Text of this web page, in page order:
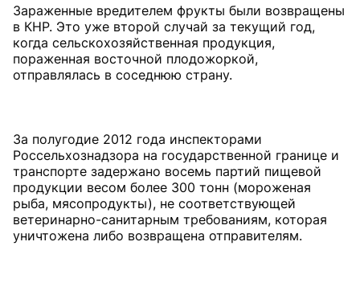
Зараженные вредителем фрукты были возвращены
в КНР. Это уже второй случай за текущий год,
когда сельскохозяйственная продукция,
пораженная восточной плодожоркой,
отправлялась в соседнюю страну.
За полугодие 2012 года инспекторами
Россельхознадзора на государственной границе и
транспорте задержано восемь партий пищевой
продукции весом более 300 тонн (мороженая
рыба, мясопродукты), не соответствующей
ветеринарно-санитарным требованиям, которая
уничтожена либо возвращена отправителям.